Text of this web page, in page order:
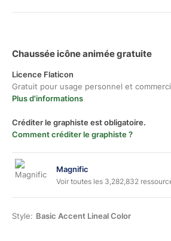
Chaussée icône animée gratuite
Licence Flaticon
Gratuit pour usage personnel et
Plus d'informations
Créditer le graphiste est obligatoire.
Comment créditer le graphiste ?
Magnific
Voir toutes les 3,282,832
Style: Basic Accent Lineal Color